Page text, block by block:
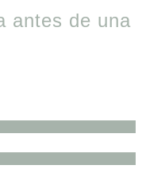
antes de una